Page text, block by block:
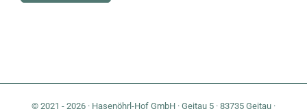
© 2021 - 2026 · Hasenöhrl-Hof GmbH · Geitau 5 · 83735 Geitau ·